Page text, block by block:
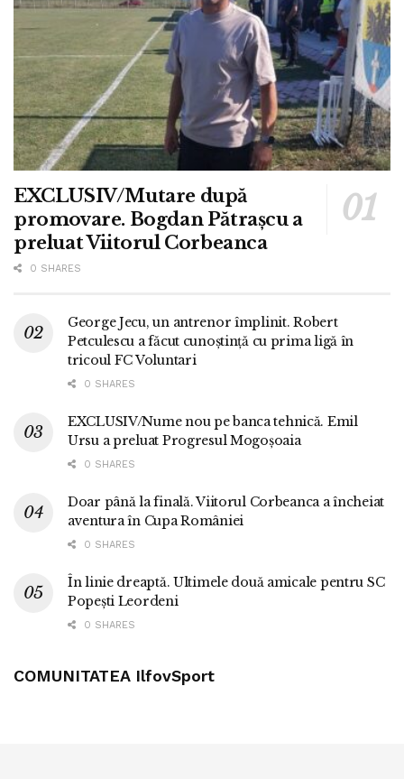
EXCLUSIV/Mutare după
promovare. Bogdan Pătrașcu a
preluat Viitorul Corbeanca
0 SHARES
George Jecu, un antrenor împlinit. Robert
Petculescu a făcut cunoștință cu prima ligă în
tricoul FC Voluntari
0 SHARES
EXCLUSIV/Nume nou pe banca tehnică. Emil
Ursu a preluat Progresul Mogoșoaia
0 SHARES
Doar până la finală. Viitorul Corbeanca a încheiat
aventura în Cupa României
0 SHARES
În linie dreaptă. Ultimele două amicale pentru SC
Popești Leordeni
0 SHARES
COMUNITATEA IlfovSport